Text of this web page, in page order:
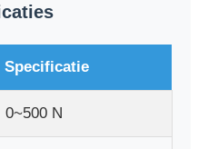
Specificatie
0~500 N